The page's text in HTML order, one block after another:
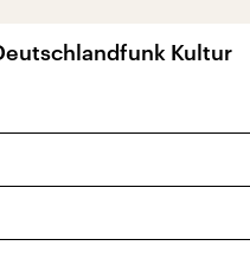
Kultur
und Podcasts
Kinderprogramm
(UKW + DAB+)